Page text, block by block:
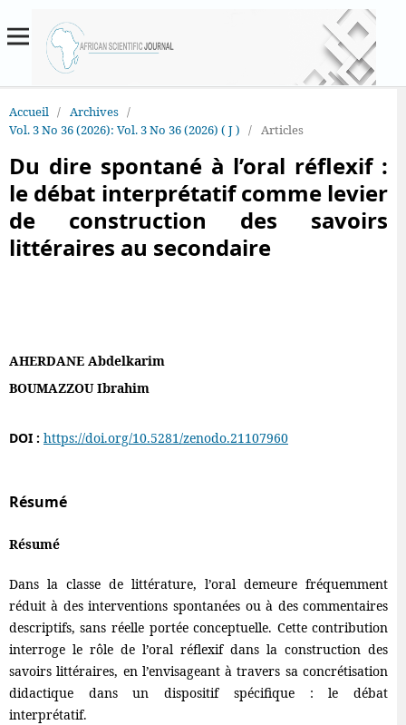
Accueil / Archives /
Vol. 3 No 36 (2026): Vol. 3 No 36 (2026) ( J ) / Articles
Du dire spontané à l’oral réflexif :
le débat interprétatif comme levier
de construction des savoirs
littéraires au secondaire
AHERDANE Abdelkarim
BOUMAZZOU Ibrahim
DOI : https://doi.org/10.5281/zenodo.21107960
Résumé
Résumé
Dans la classe de littérature, l’oral demeure fréquemment
réduit à des interventions spontanées ou à des commentaires
descriptifs, sans réelle portée conceptuelle. Cette contribution
interroge le rôle de l’oral réflexif dans la construction des
savoirs littéraires, en l’envisageant à travers sa concrétisation
didactique dans un dispositif spécifique : le débat
interprétatif.